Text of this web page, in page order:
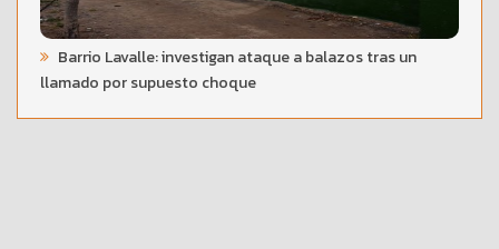
Barrio Lavalle: investigan ataque a balazos tras un
llamado por supuesto choque